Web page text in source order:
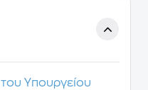
Υπουργείου